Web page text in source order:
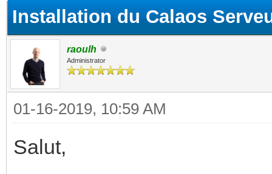
Installation du Calaos
raoulh
Administrator
01-16-2019, 10:59 AM
Salut,